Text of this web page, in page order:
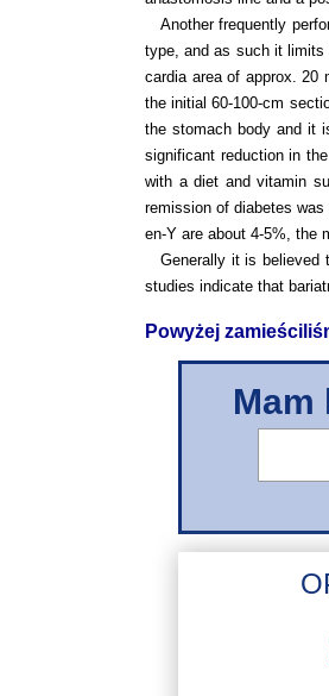
Another frequently
type, and as such it limits
cardia area of approx. 20
the initial 60-100-cm
the stomach body and it
significant reduction in
with a diet and vitamin
remission of diabetes
en-Y are about 4-5%, the
Generally it is believed
studies indicate that
Powyżej
Mam